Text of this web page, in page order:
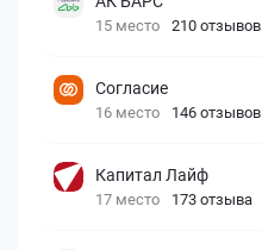
15 место 210 отзывов
Согласие
16 место 146 отзывов
Капитал Лайф
17 место 173 отзыва